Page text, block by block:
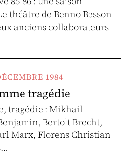
théâtre de Benno Besson -
anciens collaborateurs
1984
tragédie
tragédie : Mikhail
Bertolt Brecht,
Marx, Florens Christian